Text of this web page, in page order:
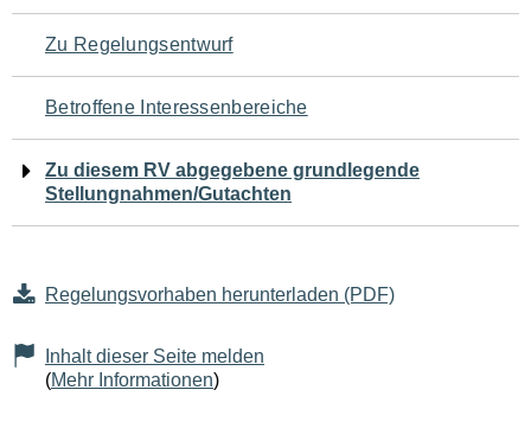
für
den
Seiteninhalt
Zu Regelungsentwurf
Betroffene Interessenbereiche
Zu diesem RV abgegebene grundlegende
Stellungnahmen/Gutachten
Regelungsvorhaben herunterladen (PDF)
Inhalt dieser Seite melden
(Mehr Informationen)